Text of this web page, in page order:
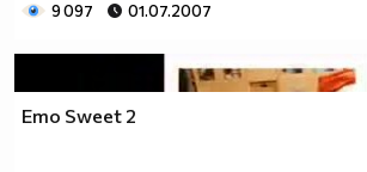
9 097 01.07.2007
Emo Sweet 2